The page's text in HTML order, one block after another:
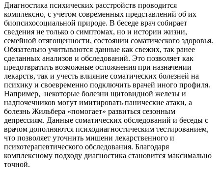
Диагностика психических расстройств проводится
комплексно, с учетом современных представлений об их
биопсихосоциальной природе. В беседе врач собирает
сведения не только о симптомах, но и истории жизни,
семейной отягощенности, состоянии соматического здоровья.
Обязательно учитываются данные как свежих, так ранее
сделанных анализов и обследований. Это позволяет как
предотвратить возможные осложнения при назначении
лекарств, так и учесть влияние соматических болезней на
психику и своевременно подключить врачей иного профиля.
Например, некоторые болезни щитовидной железы и
надпочечников могут имитировать панические атаки, а
болезнь Жильбера «помогает» развиться сезонным
депрессиям. Данные соматических обследований и беседы с
врачом дополняются психодиагностическим тестированием,
что позволяет уточнить мишени лекарственного и
психотерапевтического обследования. Благодаря
комплексному подходу диагностика становится максимально
точной.